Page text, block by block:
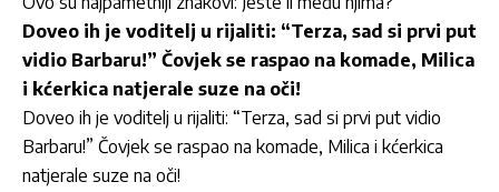
Doveo ih je voditelj u rijaliti: “Terza, sad si prvi put
vidio Barbaru!” Čovjek se raspao na komade, Milica
i kćerkica natjerale suze na oči!
Doveo ih je voditelj u rijaliti: “Terza, sad si prvi put vidio
Barbaru!” Čovjek se raspao na komade, Milica i kćerkica
natjerale suze na oči!